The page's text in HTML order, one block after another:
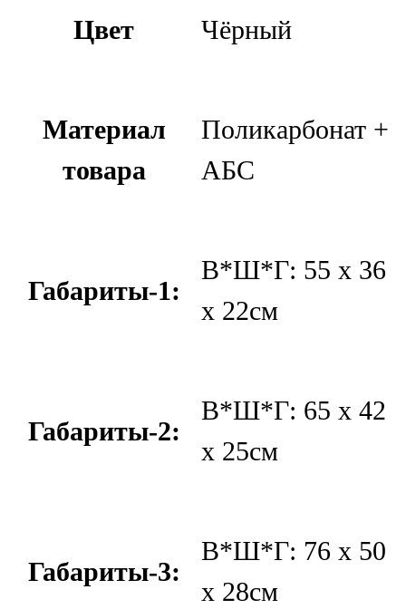
Цвет Чёрный
Материал
товара
Поликарбонат +
АБС
Габариты-1:
В*Ш*Г: 55 х 36
х 22см
Габариты-2:
В*Ш*Г: 65 х 42
х 25см
Габариты-3:
В*Ш*Г: 76 х 50
х 28см